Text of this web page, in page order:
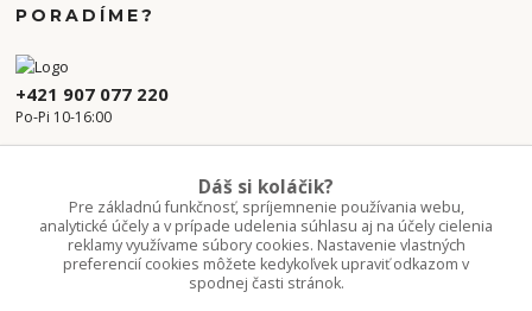
PORADÍME?
+421 907 077 220
Po-Pi 10-16:00
Dáš si koláčik?
Pre základnú funkčnosť, spríjemnenie používania webu,
analytické účely a v prípade udelenia súhlasu aj na účely cielenia
reklamy využívame súbory cookies. Nastavenie vlastných
preferencií cookies môžete kedykoľvek upraviť odkazom v
spodnej časti stránok.